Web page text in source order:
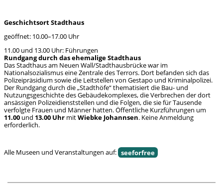
Geschichtsort Stadthaus
geöffnet: 10.00–17.00 Uhr
11.00 und 13.00 Uhr: Führungen
Rundgang durch das ehemalige Stadthaus
Das Stadthaus am Neuen Wall/Stadthausbrücke war im
Nationalsozialismus eine Zentrale des Terrors. Dort befanden sich das
Polizeipräsidium sowie die Leitstellen von Gestapo und Kriminalpolizei.
Der Rundgang durch die „Stadthöfe“ thematisiert die Bau- und
Nutzungsgeschichte des Gebäudekomplexes, die Verbrechen der dort
ansässigen Polizeidienststellen und die Folgen, die sie für Tausende
verfolgte Frauen und Männer hatten. Öffentliche Kurzführungen um
11.00und 13.00 UhrmitWiebke Johannsen. Keine Anmeldung
erforderlich.
Alle Museen und Veranstaltungen auf: seeforfree